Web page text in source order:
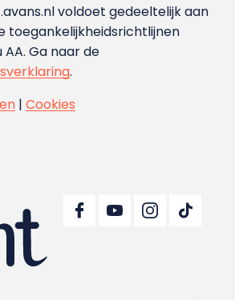
voldoet gedeeltelijk aan
toegankelijkheidsrichtlijnen
AA. Ga naar de
.
| Cookies